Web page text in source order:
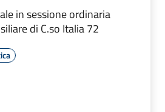
in sessione ordinaria
di C.so Italia 72